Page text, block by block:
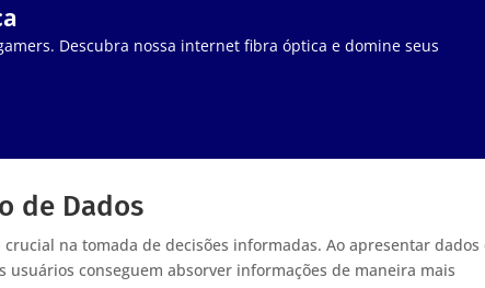
Descubra nossa internet fibra óptica e domine seus
de Dados
na tomada de decisões informadas. Ao apresentar dados
usuários conseguem absorver informações de maneira mais